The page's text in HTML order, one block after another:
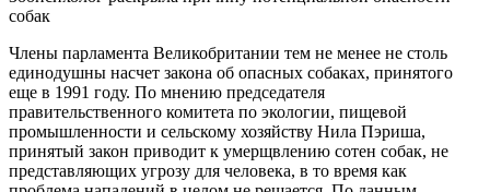
собак
Члены парламента Великобритании тем не менее не столь
единодушны насчет закона об опасных собаках, принятого
еще в 1991 году. По мнению председателя
правительственного комитета по экологии, пищевой
промышленности и сельскому хозяйству Нила Пэриша,
принятый закон приводит к умерщвлению сотен собак, не
представляющих угрозу для человека, в то время как